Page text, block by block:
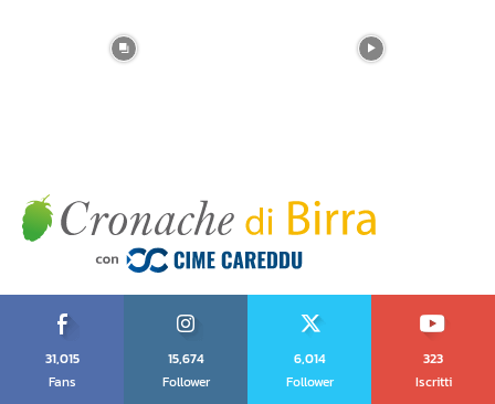
31,015
Fans
15,674
Follower
6,014
Follower
323
Iscritti